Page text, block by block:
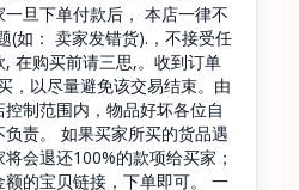
旦下单付款后， 本店一律不
(如： 卖家发错货).，不接受任
在购买前请三思,。收到订单
，以尽量避免该交易结束。由
制范围内，物品好坏各位自
责。 如果买家所买的货品遇
会退还100%的款项给买家；
的宝贝链接，下单即可。 一